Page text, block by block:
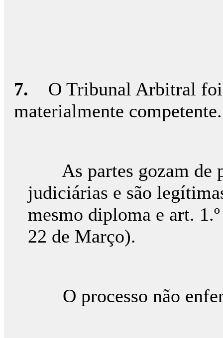
7. O Tribunal Arbitral foi
materialmente competente.
As partes gozam de
judiciárias e são
mesmo diploma e art.
22 de Março).
O processo não